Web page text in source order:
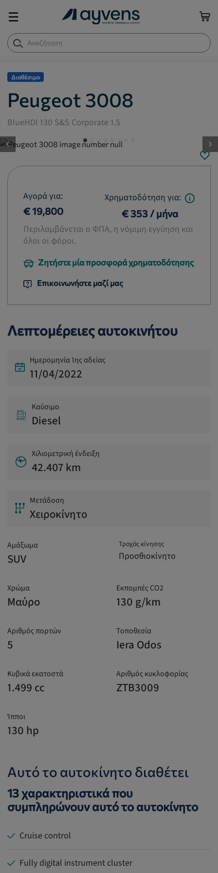
☰
Διαθέσιμο
Peugeot 3008
BlueHDI 130 S&S Corporate 1.5
button.previous
Αγορά για:
€ 19,800
Χρηματοδότηση για:
€ 353 / μήνα
Περιλαμβάνεται ο ΦΠΑ, η νόμιμη εγγύηση και
όλοι οι φόροι.
Ζητήστε μία προσφορά χρηματοδότησης
Επικοινωνήστε μαζί μας
Λεπτομέρειες αυτοκινήτου
Ημερομηνία 1ης αδείας
11/04/2022
Καύσιμο
Diesel
Χιλιομετρική ένδειξη
42.407 km
Μετάδοση
Χειροκίνητο
Αμάξωμα
SUV
Τροχός κίνησης
Προσθιοκίνητο
Χρώμα
Μαύρο
Εκπομπές CO2
130 g/km
Αριθμός πορτών
5
Τοποθεσία
Iera Odos
Κυβικά εκατοστά
1.499 cc
Αριθμός κυκλοφορίας
ZTB3009
Ίπποι
130 hp
Αυτό το αυτοκίνητο διαθέτει
13 χαρακτηριστικά που
συμπληρώνουν αυτό το αυτοκίνητο
Cruise control
Fully digital instrument cluster